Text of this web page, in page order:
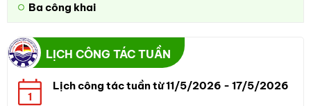
Ba công khai
LỊCH CÔNG TÁC TUẦN
1
Lịch công tác tuần từ 11/5/2026 - 17/5/2026